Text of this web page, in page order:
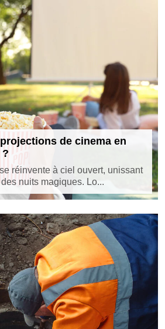
de cinema en
?
réinvente à ciel ouvert, unissant
nuits magiques. Lo...